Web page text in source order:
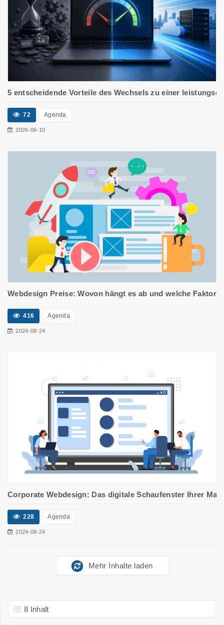
5 entscheidende Vorteile des Wechsels zu einer
72 Agenda
2026-06-10
Webdesign Preise: Wovon hängt es ab und welche
416 Agenda
2024-08-24
Corporate Webdesign: Das digitale Schaufenster Ihrer
228 Agenda
2024-08-24
Mehr Inhalte laden
8 Inhalt